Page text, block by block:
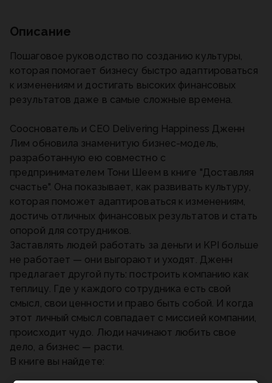
Описание
Пошаговое руководство по созданию культуры,
которая помогает бизнесу быстро адаптироваться
к изменениям и достигать высоких финансовых
результатов даже в самые сложные времена.
Сооснователь и CEO Delivering Happiness Дженн
Лим обновила знаменитую бизнес-модель,
разработанную ею совместно с
предпринимателем Тони Шеем в книге "Доставляя
счастье". Она показывает, как развивать культуру,
которая поможет адаптироваться к изменениям,
достичь отличных финансовых результатов и стать
опорой для сотрудников.
Заставлять людей работать за деньги и KPI больше
не работает — они выгорают и уходят. Дженн
предлагает другой путь: построить компанию как
теплицу. Где у каждого сотрудника есть свой
смысл, свои ценности и право быть собой. И когда
этот личный смысл совпадает с миссией компании,
происходит чудо. Люди начинают любить свое
дело, а бизнес — расти.
В книге вы найдете: